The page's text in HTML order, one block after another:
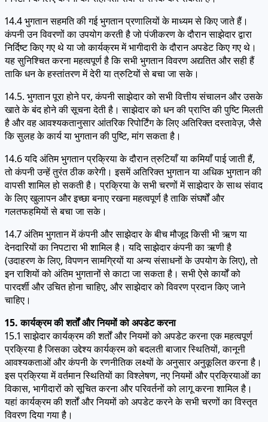
14.4 भुगतान सहमति की गई भुगतान प्रणालियों के माध्यम से किए जाते हैं।
कंपनी उन विवरणों का उपयोग करती है जो पंजीकरण के दौरान साझेदार द्वारा
निर्दिष्ट किए गए थे या जो कार्यक्रम में भागीदारी के दौरान अपडेट किए गए थे।
यह सुनिश्चित करना महत्वपूर्ण है कि सभी भुगतान विवरण अद्यतित और सही हैं
ताकि धन के हस्तांतरण में देरी या त्रुटियों से बचा जा सके।
14.5. भुगतान पूरा होने पर, कंपनी साझेदार को सभी वित्तीय संचालन और उसके
खाते के बंद होने की सूचना देती है। साझेदार को धन की प्राप्ति की पुष्टि मिलती
है और वह आवश्यकतानुसार आंतरिक रिपोर्टिंग के लिए अतिरिक्त दस्तावेज़, जैसे
कि सुलह के कार्य या भुगतान की पुष्टि, मांग सकता है।
14.6 यदि अंतिम भुगतान प्रक्रिया के दौरान त्रुटियाँ या कमियाँ पाई जाती हैं,
तो कंपनी उन्हें तुरंत ठीक करेगी। इसमें अतिरिक्त भुगतान या अधिक भुगतान की
वापसी शामिल हो सकती है। प्रक्रिया के सभी चरणों में साझेदार के साथ संवाद
के लिए खुलापन और इच्छा बनाए रखना महत्वपूर्ण है ताकि संघर्षों और
गलतफहमियों से बचा जा सके।
14.7 अंतिम भुगतान में कंपनी और साझेदार के बीच मौजूद किसी भी ऋण या
देनदारियों का निपटारा भी शामिल है। यदि साझेदार कंपनी का ऋणी है
(उदाहरण के लिए, विपणन सामग्रियों या अन्य संसाधनों के उपयोग के लिए), तो
इन राशियों को अंतिम भुगतानों से काटा जा सकता है। सभी ऐसे कार्यों को
पारदर्शी और उचित होना चाहिए, और साझेदार को विवरण प्रदान किए जाने
चाहिए।
15. कार्यक्रम की शर्तों और नियमों को अपडेट करना
15.1 साझेदार कार्यक्रम की शर्तों और नियमों को अपडेट करना एक महत्वपूर्ण
प्रक्रिया है जिसका उद्देश्य कार्यक्रम को बदलती बाजार स्थितियों, कानूनी
आवश्यकताओं और कंपनी के रणनीतिक लक्ष्यों के अनुसार अनुकूलित करना है।
इस प्रक्रिया में वर्तमान स्थितियों का विश्लेषण, नए नियमों और प्रक्रियाओं का
विकास, भागीदारों को सूचित करना और परिवर्तनों को लागू करना शामिल है।
यहां कार्यक्रम की शर्तों और नियमों को अपडेट करने के सभी चरणों का विस्तृत
विवरण दिया गया है।